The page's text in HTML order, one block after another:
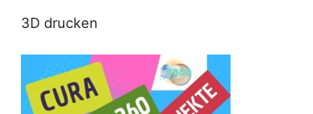
3D drucken